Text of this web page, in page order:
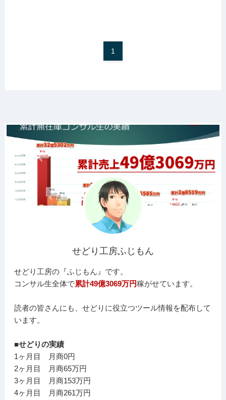
1
せどり工房ふじもん
せどり工房の『ふじもん』です。
コンサル生全体で累計49億3069万円稼がせています。
読者の皆さんにも、せどりに役立つツール情報を配布して
います。
■せどりの実績
1ヶ月目 月商0円
2ヶ月目 月商65万円
3ヶ月目 月商153万円
4ヶ月目 月商261万円